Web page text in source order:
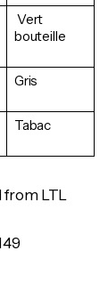
Vert
bouteille
Gris
Tabac
from LTL